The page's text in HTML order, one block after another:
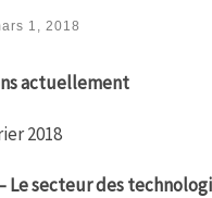
1, 2018
actuellement
2018
Le secteur des